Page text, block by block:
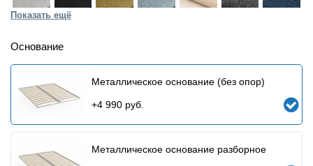
Показать ещё
Основание
Металлическое основание (без опор)
+4 990 руб.
Металлическое основание разборное